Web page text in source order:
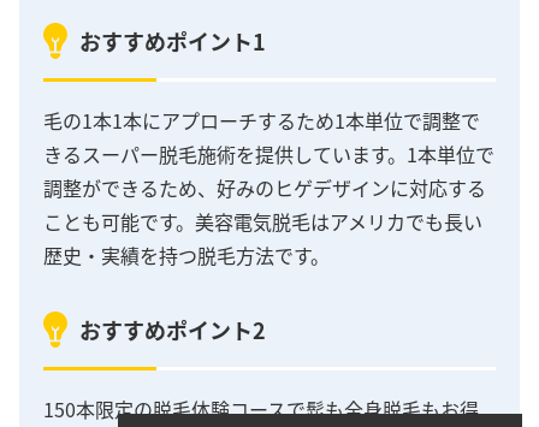
おすすめポイント1
毛の1本1本にアプローチするため1本単位で調整で
きるスーパー脱毛施術を提供しています。1本単位で
調整ができるため、好みのヒゲデザインに対応する
ことも可能です。美容電気脱毛はアメリカでも長い
歴史・実績を持つ脱毛方法です。
おすすめポイント2
150本限定の脱毛体験コースで髭も全身脱毛もお得